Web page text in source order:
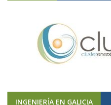
INGENIERÍA EN GALICIA